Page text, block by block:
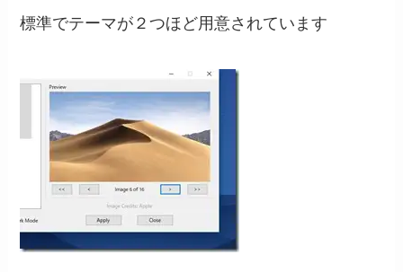
標準でテーマが２つほど用意されています